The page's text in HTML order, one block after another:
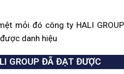
mỏi đó công ty HALI GROUP
danh hiệu
GROUP ĐÃ ĐẠT ĐƯỢC